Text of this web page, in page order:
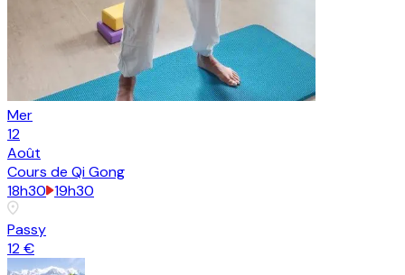
Mer
12
Août
Cours de Qi Gong
18h30 19h30
Passy
12 €